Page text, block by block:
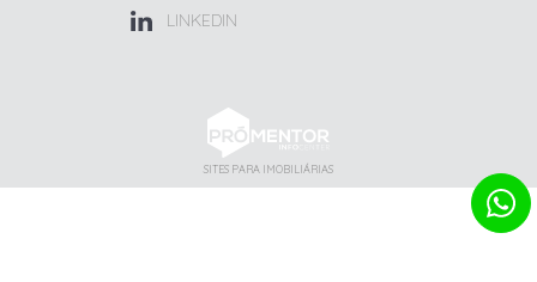
LINKEDIN
SITES PARA IMOBILIÁRIAS